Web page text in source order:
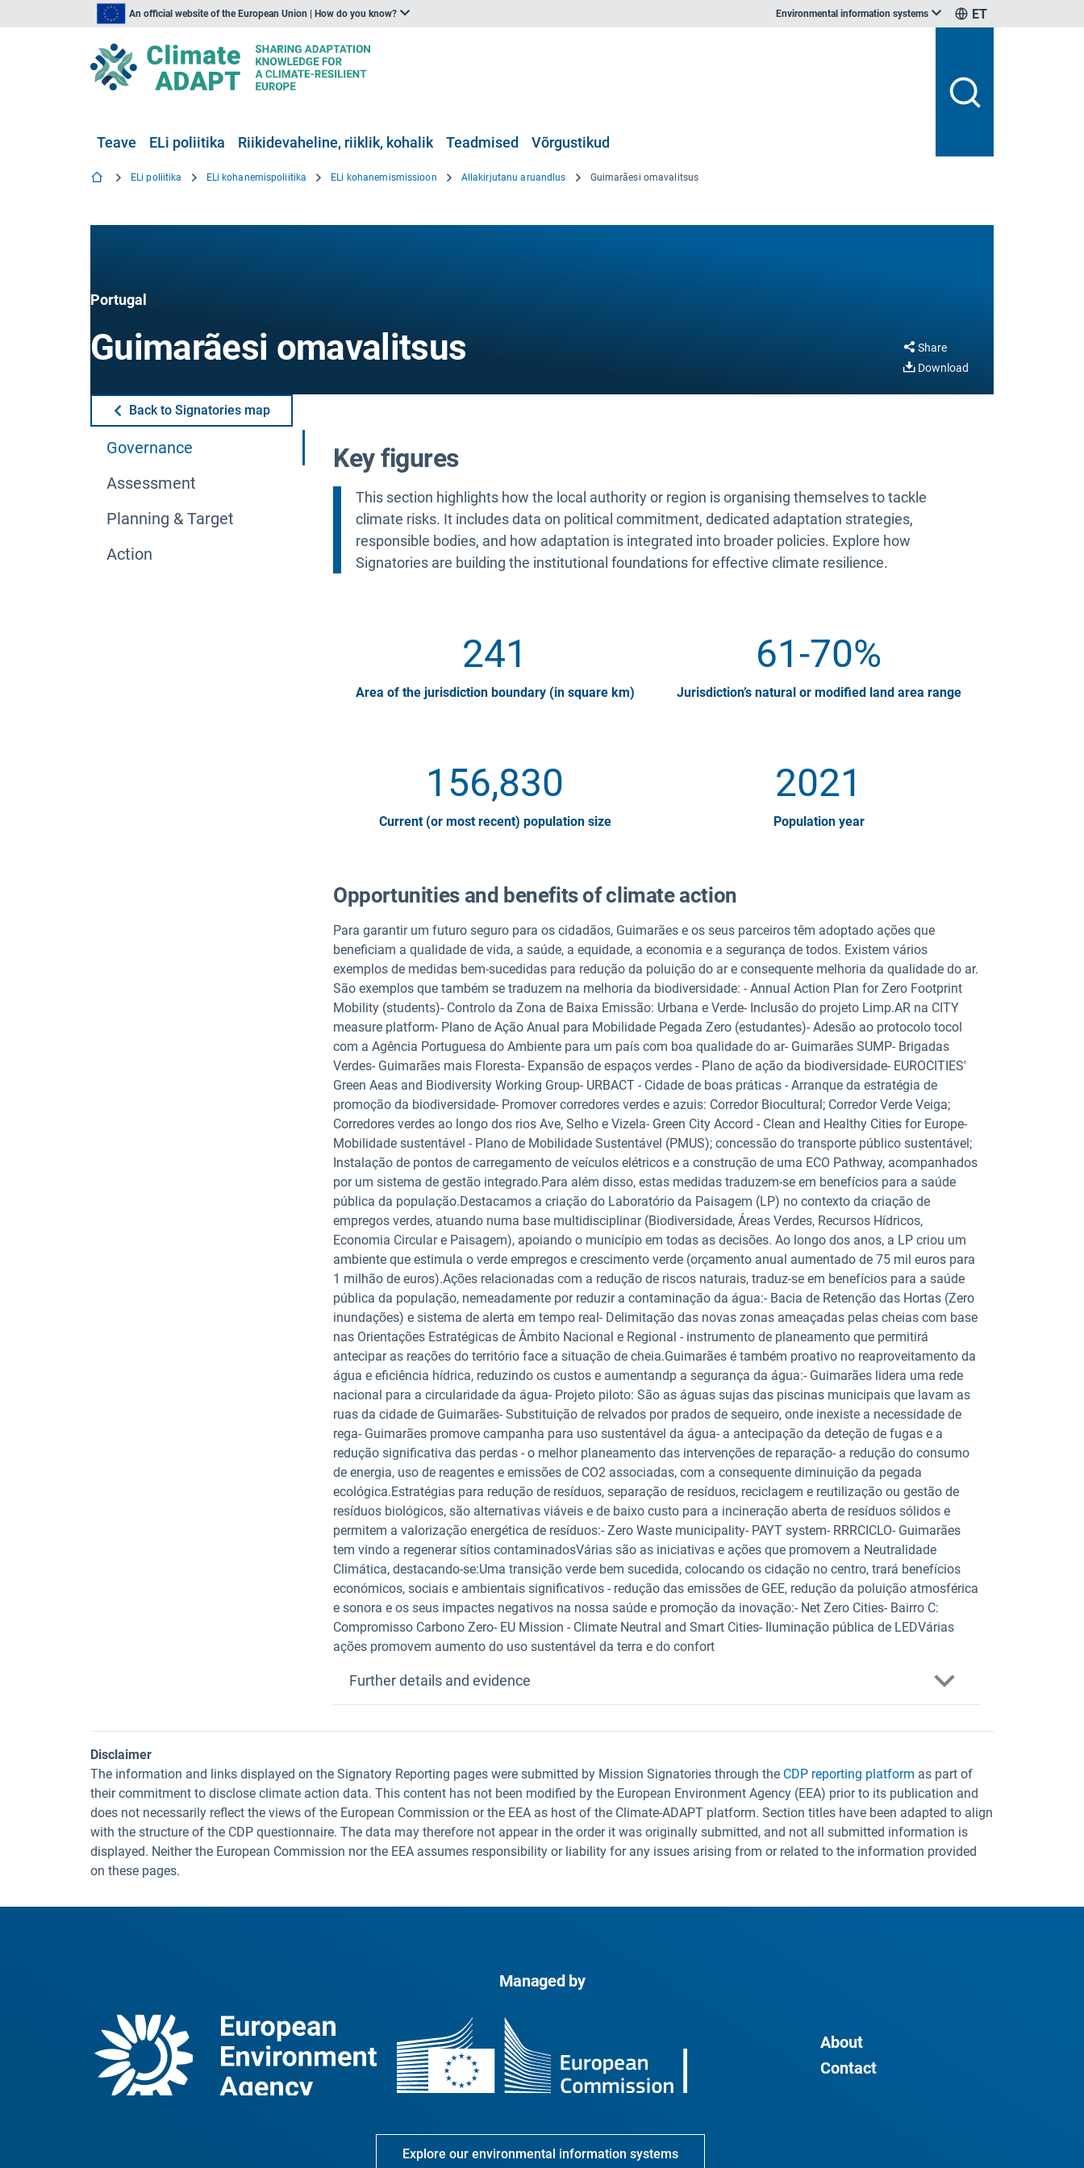
An official website of the European Union | How do you know? Environmental information systems ET
Teave ELi poliitika Riikidevaheline, riiklik, kohalik Teadmised Võrgustikud
ELi poliitika ELi kohanemispoliitika ELi kohanemismissioon Allakirjutanu aruandlus Guimarãesi omavalitsus
Portugal
Guimarãesi omavalitsus
Share
Download
Back to Signatories map
Governance
Assessment
Planning & Target
Action
Key figures
This section highlights how the local authority or region is organising themselves to tackle
climate risks. It includes data on political commitment, dedicated adaptation strategies,
responsible bodies, and how adaptation is integrated into broader policies. Explore how
Signatories are building the institutional foundations for effective climate resilience.
241
Area of the jurisdiction boundary (in square km)
61-70%
Jurisdiction’s natural or modified land area range
156,830
Current (or most recent) population size
2021
Population year
Opportunities and benefits of climate action
Para garantir um futuro seguro para os cidadãos, Guimarães e os seus parceiros têm adoptado ações que
beneficiam a qualidade de vida, a saúde, a equidade, a economia e a segurança de todos. Existem vários
exemplos de medidas bem-sucedidas para redução da poluição do ar e consequente melhoria da qualidade do ar.
São exemplos que também se traduzem na melhoria da biodiversidade: - Annual Action Plan for Zero Footprint
Mobility (students)- Controlo da Zona de Baixa Emissão: Urbana e Verde- Inclusão do projeto Limp.AR na CITY
measure platform- Plano de Ação Anual para Mobilidade Pegada Zero (estudantes)- Adesão ao protocolo tocol
com a Agência Portuguesa do Ambiente para um país com boa qualidade do ar- Guimarães SUMP- Brigadas
Verdes- Guimarães mais Floresta- Expansão de espaços verdes - Plano de ação da biodiversidade- EUROCITIES'
Green Aeas and Biodiversity Working Group- URBACT - Cidade de boas práticas - Arranque da estratégia de
promoção da biodiversidade- Promover corredores verdes e azuis: Corredor Biocultural; Corredor Verde Veiga;
Corredores verdes ao longo dos rios Ave, Selho e Vizela- Green City Accord - Clean and Healthy Cities for Europe-
Mobilidade sustentável - Plano de Mobilidade Sustentável (PMUS); concessão do transporte público sustentável;
Instalação de pontos de carregamento de veículos elétricos e a construção de uma ECO Pathway, acompanhados
por um sistema de gestão integrado.Para além disso, estas medidas traduzem-se em benefícios para a saúde
pública da população.Destacamos a criação do Laboratório da Paisagem (LP) no contexto da criação de
empregos verdes, atuando numa base multidisciplinar (Biodiversidade, Áreas Verdes, Recursos Hídricos,
Economia Circular e Paisagem), apoiando o município em todas as decisões. Ao longo dos anos, a LP criou um
ambiente que estimula o verde empregos e crescimento verde (orçamento anual aumentado de 75 mil euros para
1 milhão de euros).Ações relacionadas com a redução de riscos naturais, traduz-se em benefícios para a saúde
pública da população, nemeadamente por reduzir a contaminação da água:- Bacia de Retenção das Hortas (Zero
inundações) e sistema de alerta em tempo real- Delimitação das novas zonas ameaçadas pelas cheias com base
nas Orientações Estratégicas de Âmbito Nacional e Regional - instrumento de planeamento que permitirá
antecipar as reações do território face a situação de cheia.Guimarães é também proativo no reaproveitamento da
água e eficiência hídrica, reduzindo os custos e aumentandp a segurança da água:- Guimarães lidera uma rede
nacional para a circularidade da água- Projeto piloto: São as águas sujas das piscinas municipais que lavam as
ruas da cidade de Guimarães- Substituição de relvados por prados de sequeiro, onde inexiste a necessidade de
rega- Guimarães promove campanha para uso sustentável da água- a antecipação da deteção de fugas e a
redução significativa das perdas - o melhor planeamento das intervenções de reparação- a redução do consumo
de energia, uso de reagentes e emissões de CO2 associadas, com a consequente diminuição da pegada
ecológica.Estratégias para redução de resíduos, separação de resíduos, reciclagem e reutilização ou gestão de
resíduos biológicos, são alternativas viáveis ​​e de baixo custo para a incineração aberta de resíduos sólidos e
permitem a valorização energética de resíduos:- Zero Waste municipality- PAYT system- RRRCICLO- Guimarães
tem vindo a regenerar sítios contaminadosVárias são as iniciativas e ações que promovem a Neutralidade
Climática, destacando-se:Uma transição verde bem sucedida, colocando os cidação no centro, trará benefícios
económicos, sociais e ambientais significativos - redução das emissões de GEE, redução da poluição atmosférica
e sonora e os seus impactes negativos na nossa saúde e promoção da inovação:- Net Zero Cities- Bairro C:
Compromisso Carbono Zero- EU Mission - Climate Neutral and Smart Cities- Iluminação pública de LEDVárias
ações promovem aumento do uso sustentável da terra e do confort
Further details and evidence
Disclaimer
The information and links displayed on the Signatory Reporting pages were submitted by Mission Signatories through the CDP reporting platform as part of
their commitment to disclose climate action data. This content has not been modified by the European Environment Agency (EEA) prior to its publication and
does not necessarily reflect the views of the European Commission or the EEA as host of the Climate-ADAPT platform. Section titles have been adapted to align
with the structure of the CDP questionnaire. The data may therefore not appear in the order it was originally submitted, and not all submitted information is
displayed. Neither the European Commission nor the EEA assumes responsibility or liability for any issues arising from or related to the information provided
on these pages.
Managed by
About
Contact
Explore our environmental information systems